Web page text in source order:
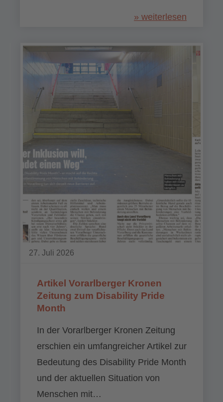
» weiterlesen
27. Juli 2026
Artikel Vorarlberger Kronen
Zeitung zum Disability Pride
Month
In der Vorarlberger Kronen Zeitung
erschien ein umfangreicher Artikel zur
Bedeutung des Disability Pride Month
und der aktuellen Situation von
Menschen mit…